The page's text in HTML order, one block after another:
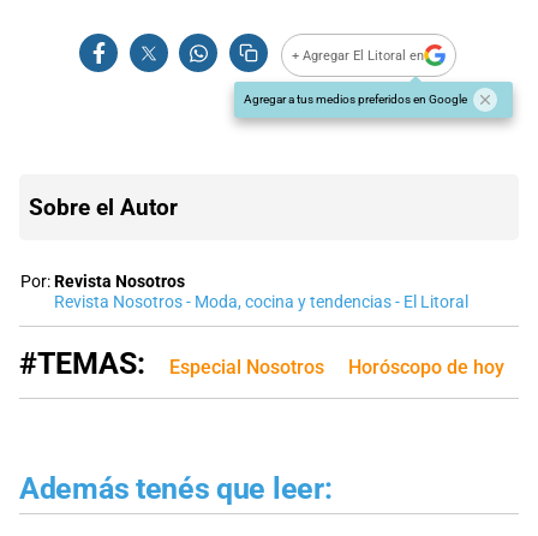
+ Agregar El Litoral en
Agregar a tus medios preferidos en Google
Sobre el Autor
Por:Revista Nosotros
Revista Nosotros - Moda, cocina y tendencias - El Litoral
#TEMAS: Especial Nosotros Horóscopo de hoy
Además tenés que leer: